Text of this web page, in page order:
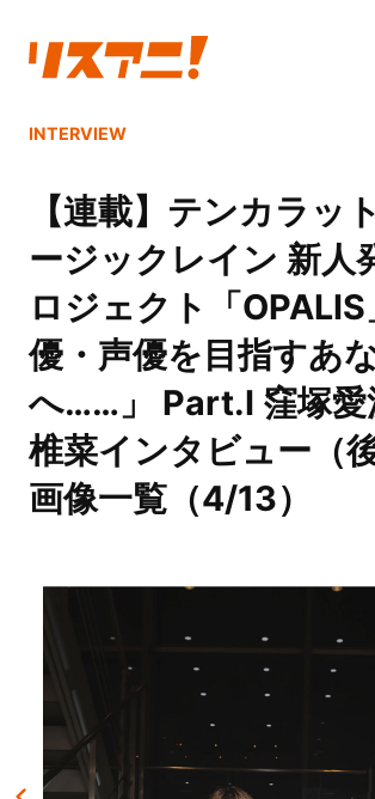
INTERVIEW
【連載】テンカラッ
ージックレイン 新人
ロジェクト「
優・声優を目指すあ
へ……」 Part.I 窪塚愛
椎菜インタビュー（
画像一覧（4/13）